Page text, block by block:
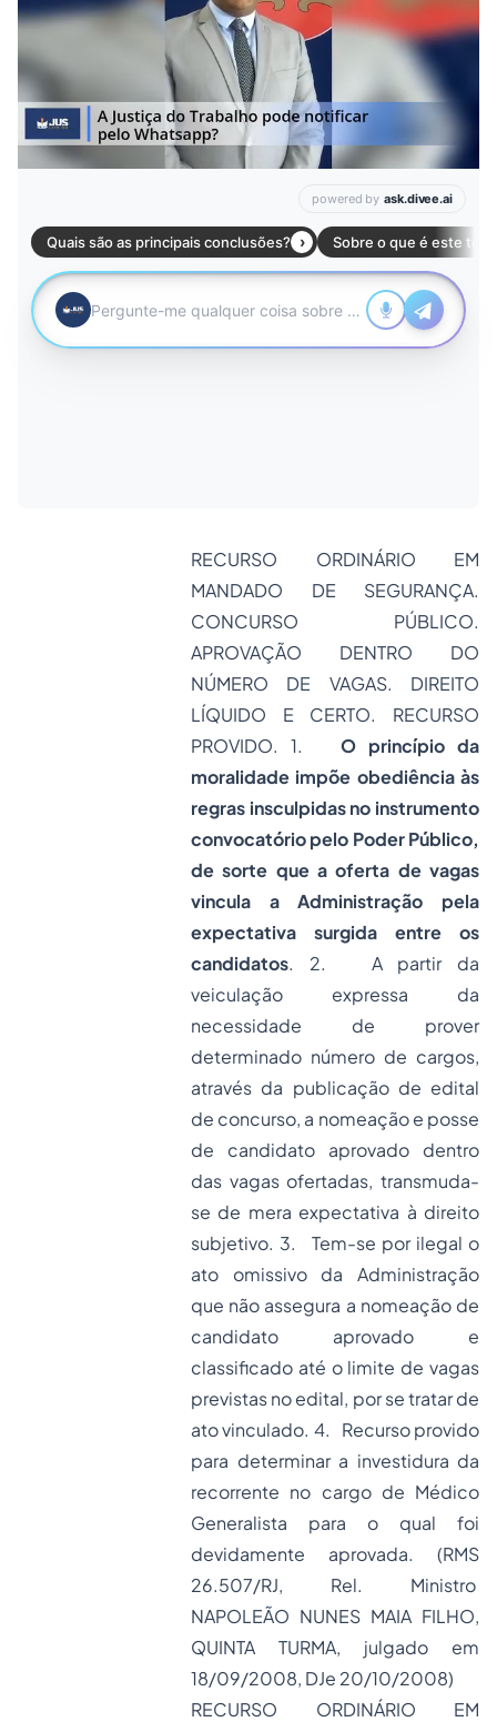
RECURSO ORDINÁRIO EM
MANDADO DE SEGURANÇA.
CONCURSO PÚBLICO.
APROVAÇÃO DENTRO DO
NÚMERO DE VAGAS. DIREITO
LÍQUIDO E CERTO. RECURSO
PROVIDO. 1. O princípio da
moralidade impõe obediência às
regras insculpidas no instrumento
convocatório pelo Poder Público,
de sorte que a oferta de vagas
vincula a Administração pela
expectativa surgida entre os
candidatos. 2. A partir da
veiculação expressa da
necessidade de prover
determinado número de cargos,
através da publicação de edital
de concurso, a nomeação e posse
de candidato aprovado dentro
das vagas ofertadas, transmuda-
se de mera expectativa à direito
subjetivo. 3. Tem-se por ilegal o
ato omissivo da Administração
que não assegura a nomeação de
candidato aprovado e
classificado até o limite de vagas
previstas no edital, por se tratar de
ato vinculado. 4. Recurso provido
para determinar a investidura da
recorrente no cargo de Médico
Generalista para o qual foi
devidamente aprovada. (RMS
26.507/RJ, Rel. Ministro
NAPOLEÃO NUNES MAIA FILHO,
QUINTA TURMA, julgado em
18/09/2008, DJe 20/10/2008)
RECURSO ORDINÁRIO EM